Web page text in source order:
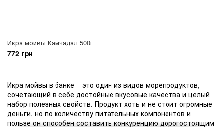
Икра мойвы Камчадал 500г
772 грн
Икра мойвы в банке – это один из видов морепродуктов,
сочетающий в себе достойные вкусовые качества и целый
набор полезных свойств. Продукт хоть и не стоит огромные
деньги, но по количеству питательных компонентов и
пользе он способен составить конкуренцию дорогостоящим